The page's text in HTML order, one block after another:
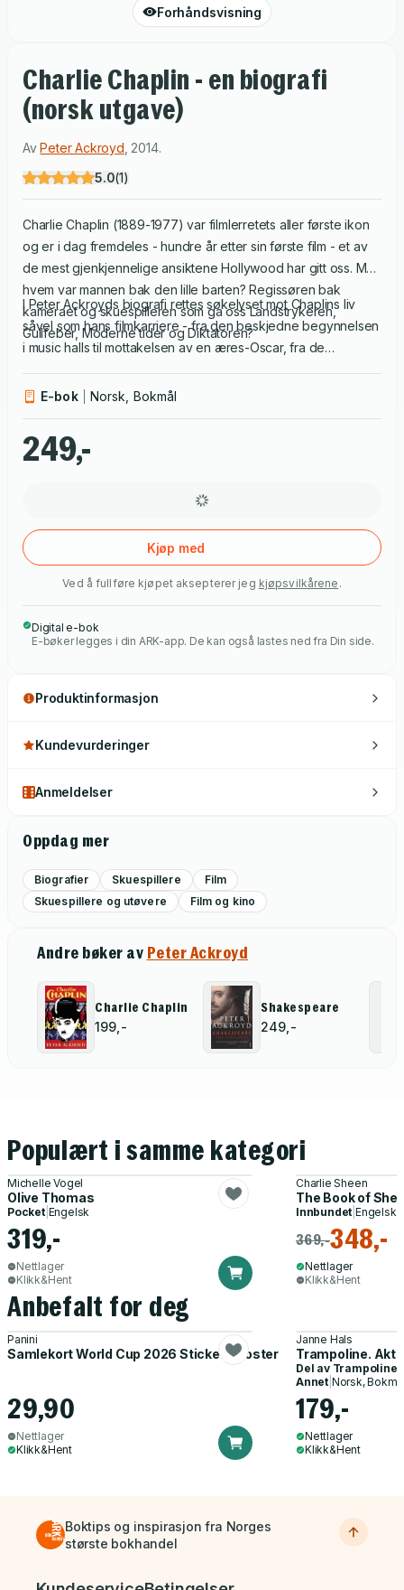
Forhåndsvisning
Charlie Chaplin - en biografi
(norsk utgave)
AvPeter Ackroyd 2014.
5.0(1)
Charlie Chaplin (1889-1977) var filmlerretets aller første ikon
og er i dag fremdeles - hundre år etter sin første film - et av
de mest gjenkjennelige ansiktene Hollywood har gitt oss. Men
hvem var mannen bak den lille barten? Regissøren bak
kameraet og skuespilleren som ga oss Landstrykeren,
Gullfeber, Moderne tider og Diktatoren?
I Peter Ackroyds biografi rettes søkelyset mot Chaplins liv
såvel som hans filmkarriere - fra den beskjedne begynnelsen
i music halls til mottakelsen av en æres-Oscar, fra de
årenes skandaler, den politiske heksejakten i McCarthy-
Sveits. Ackroyds mesterlige biografi byr på nye avsløringer
om mannen som i sin tid var klodens mest berømte person.
E-bok Norsk, Bokmål
249,-
Kjøp med
Ved å fullføre kjøpet aksepterer jeg kjøpsvilkårene .
Digital e-bok
E-bøker legges i din ARK-app. De kan også lastes ned fra Din side.
Produktinformasjon
Kundevurderinger
Anmeldelser
Oppdag mer
Biografier Skuespillere
Film
Skuespillere og utøvere
Film og kino
Andre bøker av Peter Ackroyd
Charlie Chaplin
199,-
Shakespeare
249,-
Populært i samme kategori
Michelle Vogel
Olive Thomas
Pocket| Engelsk
319,-
Nettlager
Klikk&Hent
Charlie Sheen
The Book of
Innbundet Engelsk
369,-348,-
Nettlager
Klikk&Hent
Anbefalt for deg
Panini
Samlekort World Cup 2026 Sticker Booster
29,90
Nettlager
Klikk&Hent
Janne Hals
Trampoline.
Del av Trampoline
Annet| Norsk,
179,-
Nettlager
Klikk&Hent
Boktips og inspirasjon fra Norges
største bokhandel